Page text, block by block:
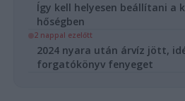
Így kell helyesen beállítani a
hőségben
2 nappal ezelőtt
2024 nyara után árvíz jött,
forgatókönyv fenyeget